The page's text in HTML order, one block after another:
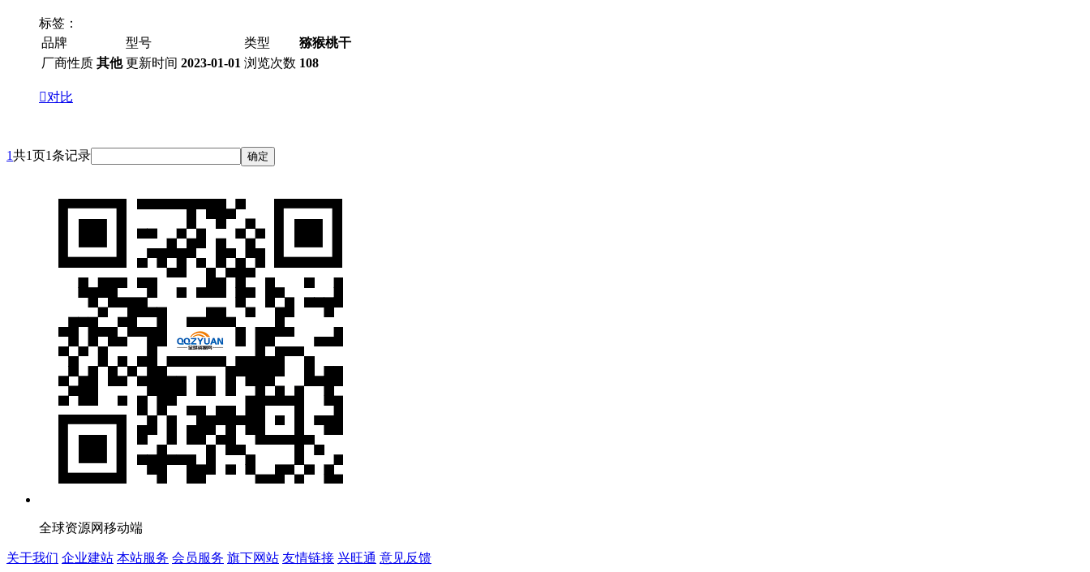
标签：
品牌
型号 类型
猕猴桃干
厂商性质 其他 更新时间 2023-01-01 浏览次数 108
对比
1共1页1条记录 确定
全球资源网移动端
关于我们 企业建站 本站服务 会员服务 旗下网站 友情链接 兴旺通 意见反馈